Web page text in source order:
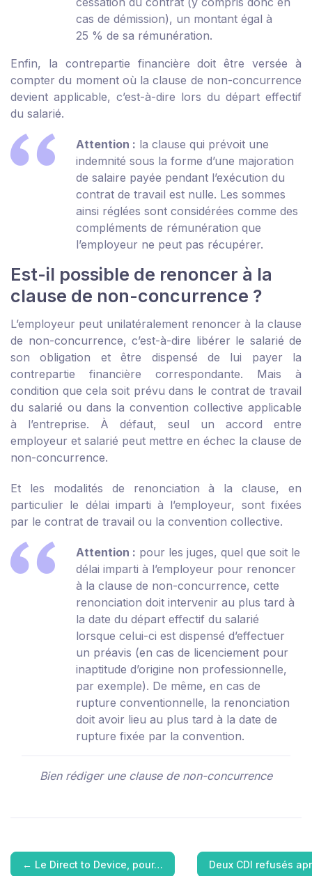
cas de démission), un montant égal à
25 % de sa rémunération.
Enfin, la contrepartie financière doit être versée à
compter du moment où la clause de non-concurrence
devient applicable, c’est-à-dire lors du départ effectif
du salarié.
Attention : la clause qui prévoit une
indemnité sous la forme d’une majoration
de salaire payée pendant l’exécution du
contrat de travail est nulle. Les sommes
ainsi réglées sont considérées comme des
compléments de rémunération que
l’employeur ne peut pas récupérer.
Est-il possible de renoncer à la
clause de non-concurrence ?
L’employeur peut unilatéralement renoncer à la clause
de non-concurrence, c’est-à-dire libérer le salarié de
son obligation et être dispensé de lui payer la
contrepartie financière correspondante. Mais à
condition que cela soit prévu dans le contrat de travail
du salarié ou dans la convention collective applicable
à l’entreprise. À défaut, seul un accord entre
employeur et salarié peut mettre en échec la clause de
non-concurrence.
Et les modalités de renonciation à la clause, en
particulier le délai imparti à l’employeur, sont fixées
par le contrat de travail ou la convention collective.
Attention : pour les juges, quel que soit le
délai imparti à l’employeur pour renoncer
à la clause de non-concurrence, cette
renonciation doit intervenir au plus tard à
la date du départ effectif du salarié
lorsque celui-ci est dispensé d’effectuer
un préavis (en cas de licenciement pour
inaptitude d’origine non professionnelle,
par exemple). De même, en cas de
rupture conventionnelle, la renonciation
doit avoir lieu au plus tard à la date de
rupture fixée par la convention.
Bien rédiger une clause de non-concurrence
← Le Direct to Device, pour… Deux CDI refusés